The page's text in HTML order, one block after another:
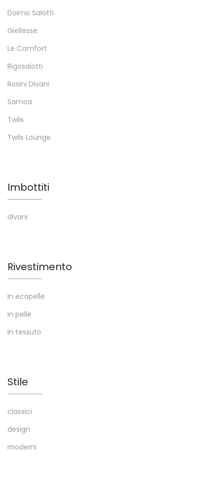
Doimo Salotti
Giellesse
Le Comfort
Rigosalotti
Rosini Divani
Samoa
Twils
Twils Lounge
Imbottiti
divani
Rivestimento
in ecopelle
in pelle
in tessuto
Stile
classici
design
moderni